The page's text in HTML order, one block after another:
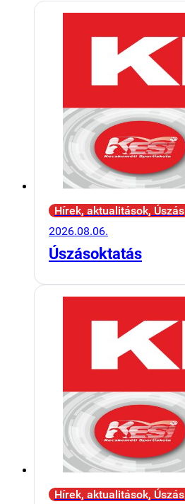
Hírek, aktualitások, Úszás
2026.08.06.
Úszásoktatás
Hírek, aktualitások, Úszás